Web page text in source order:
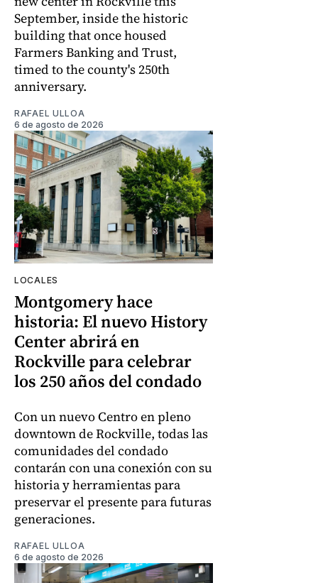
September, inside the historic
building that once housed
Farmers Banking and Trust,
timed to the county's 250th
anniversary.
RAFAEL ULLOA
6 de agosto de 2026
LOCALES
Montgomery hace
historia: El nuevo History
Center abrirá en
Rockville para celebrar
los 250 años del condado
Con un nuevo Centro en pleno
downtown de Rockville, todas las
comunidades del condado
contarán con una conexión con su
historia y herramientas para
preservar el presente para futuras
generaciones.
RAFAEL ULLOA
6 de agosto de 2026